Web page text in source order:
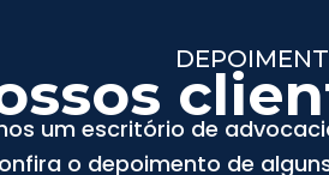
um escritório de
o depoimento de